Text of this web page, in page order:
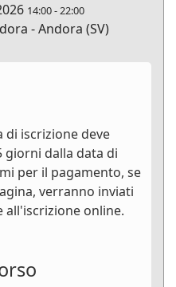
14:00-22:00
- Andora (SV)
iscrizione deve
giorni dalla data di
per il pagamento, se
verranno inviati
all'iscrizione online.